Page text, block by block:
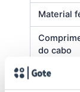
Material
do cabo
Tipo